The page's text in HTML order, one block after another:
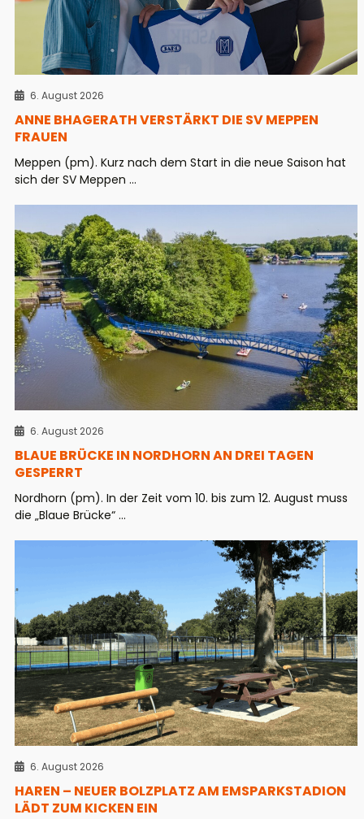
6. August 2026
ANNE BHAGERATH VERSTÄRKT DIE SV MEPPEN
FRAUEN
Meppen (pm). Kurz nach dem Start in die neue Saison hat
sich der SV Meppen ...
6. August 2026
BLAUE BRÜCKE IN NORDHORN AN DREI TAGEN
GESPERRT
Nordhorn (pm). In der Zeit vom 10. bis zum 12. August muss
die „Blaue Brücke“ ...
6. August 2026
HAREN – NEUER BOLZPLATZ AM EMSPARKSTADION
LÄDT ZUM KICKEN EIN